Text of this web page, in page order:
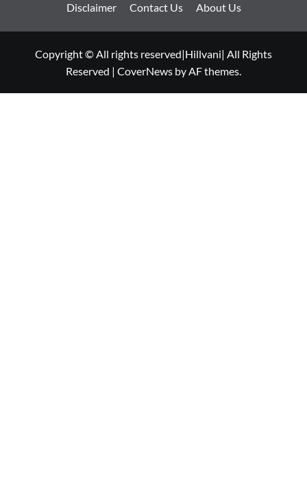
Disclaimer Contact Us About Us
Copyright © All rights reserved|Hillvani| All Rights
Reserved | CoverNews by AF themes.